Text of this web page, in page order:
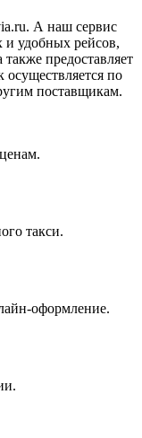
А наш сервис
и удобных рейсов,
предоставляет
по
поставщикам.
такси.
оформление.